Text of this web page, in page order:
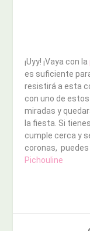
¡Uyy! ¡Vaya con la
es suficiente
resistirá a esta
con uno de
miradas y
la fiesta. Si
cumple cerca y
coronas,
Pichouline